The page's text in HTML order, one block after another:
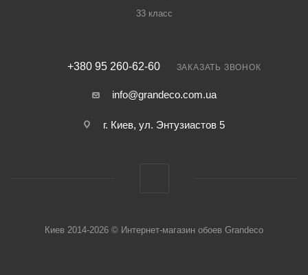
33 класс
+380 95 260-62-60 ЗАКАЗАТЬ ЗВОНОК
info@grandeco.com.ua
г. Киев, ул. Энтузиастов 5
Киев 2014-2026 © Интернет-магазин обоев Grandeco